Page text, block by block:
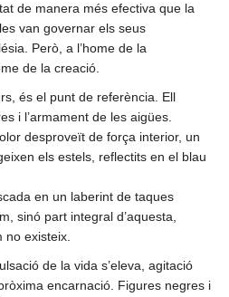
de manera més efectiva que la
van governar els seus
Però, a l’home de la
de la creació.
és el punt de referència. Ell
i l’armament de les aigües.
desproveït de força interior, un
els estels, reflectits en el blau
en un laberint de taques
sinó part integral d’aquesta,
no existeix.
de la vida s’eleva, agitació
encarnació. Figures negres i